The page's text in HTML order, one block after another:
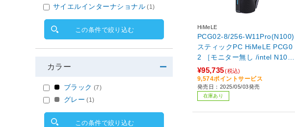
HiMeLE
PCG02-8/256-W11Pro(N100)
スティックPC HiMeLE PCG0
2 ［モニター無し /intel N100
/メモリ：8GB /eMMC：256G
B /2025年5月モデル］
¥95,735(税込)
9,574ポイントサービス
発売日：2025/05/03発売
在庫あり
サイエルインターナショナル (1)
この条件で絞り込む
カラー
ブラック (7)
グレー (1)
この条件で絞り込む